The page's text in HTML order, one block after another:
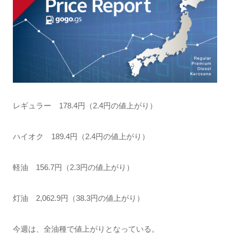
レギュラー 178.4円（2.4円の値上がり）
ハイオク 189.4円（2.4円の値上がり）
軽油 156.7円（2.3円の値上がり）
灯油 2,062.9円（38.3円の値上がり）
今週は、全油種で値上がりとなっている。